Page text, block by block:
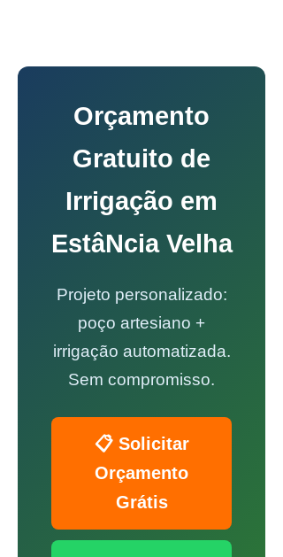
Orçamento
Gratuito de
Irrigação em
EstâNcia Velha
Projeto personalizado:
poço artesiano +
irrigação automatizada.
Sem compromisso.
📋 Solicitar
Orçamento
Grátis